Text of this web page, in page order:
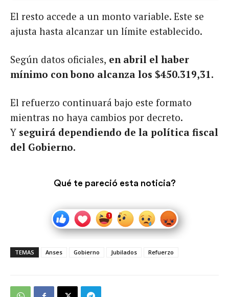
El resto accede a un monto variable. Este se
ajusta hasta alcanzar un límite establecido.
Según datos oficiales, en abril el haber
mínimo con bono alcanza los $450.319,31.
El refuerzo continuará bajo este formato
mientras no haya cambios por decreto.
Y seguirá dependiendo de la política fiscal
del Gobierno.
Qué te pareció esta noticia?
TEMAS Anses Gobierno Jubilados Refuerzo